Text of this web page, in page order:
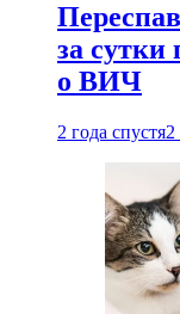
за сутки
о ВИЧ
2 года спустя2